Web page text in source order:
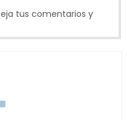
tus comentarios y